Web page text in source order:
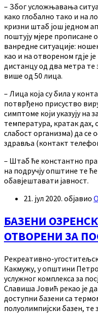
– Због усложњавања
како глобално тако и на
кризни штаб још једном
поштују мјере прописане
ванредне ситуације:
као и на отвореном гдје
дистанцу од два метра
више од 50 лица.
– Лица која су била у
потврђено присуство
симптоме који указују на
температура, кратак
слабост организма) да се
здравља (контакт
– Штаб ће константно
на подручју општине те
обавјештавати јавност.
21. јул 2020. објавио
БАЗЕНИ
ОТВОРЕНИ ЗА
Рекреативно-
Какмужу, у општини
услужног комплекса за
Славиша Јовић рекао је
доступни базени са
полуолимпијски базен,